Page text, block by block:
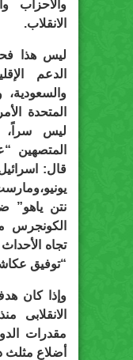
والأحزاب
الانقلاب.
ليس هذا
الدعم
المتحدة
ليس سراً،
المتصهين
نتن ياهو”
الكونجرس
تجاه
“توفيق
وإذا كان
الانقلابى
مقدرات
أضلاع مثلث